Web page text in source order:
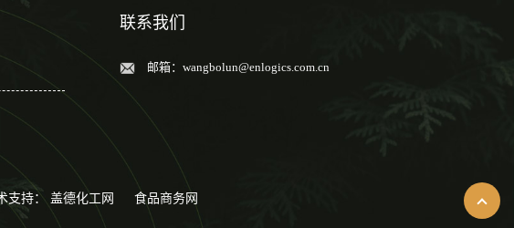
联系我们
邮箱： wangbolun@enlogics.com.cn
支持： 盖德化工网 食品商务网